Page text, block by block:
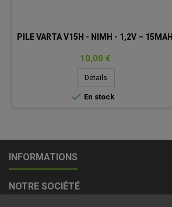
PILE VARTA V15H - NIMH - 1,2V – 15MAH
Prix
10,00 €
Détails
 En stock
INFORMATIONS
NOTRE SOCIÉTÉ